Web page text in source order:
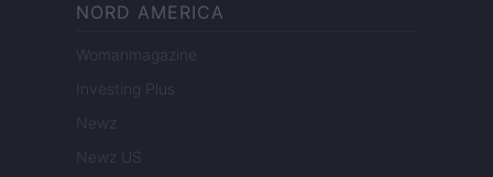
NORD AMERICA
Womanmagazine
Investing Plus
Newz
Newz US